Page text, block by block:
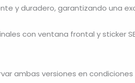
y duradero, garantizando una
con ventana frontal y sticker
ambas versiones en